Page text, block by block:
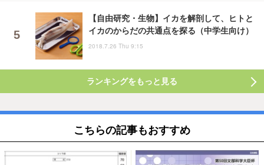
【自由研究・生物】イカを解剖して、ヒトと
イカのからだの共通点を探る（中学生向け）
2018.7.26 Thu 9:15
ランキングをもっと見る
こちらの記事もおすすめ